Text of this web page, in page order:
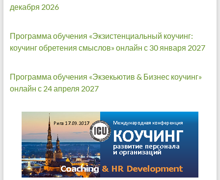
декабря 2026
Программа обучения «Экзистенциальный коучинг:
коучинг обретения смыслов» онлайн с 30 января 2027
Программа обучения «Экзекьютив & Бизнес коучинг»
онлайн с 24 апреля 2027